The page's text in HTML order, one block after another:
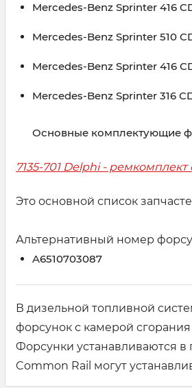
Mercedes-Benz Sprinter 416
Mercedes-Benz Sprinter 510
Mercedes-Benz Sprinter 416
Mercedes-Benz Sprinter 316
Основные комплектующие
7135-701 Delphi -
Это основной список
Альтернативный номер
A6510703087
В дизельной топливной
форсунок с камерой сгорания
Форсунки устанавливаются
Common Rail могут